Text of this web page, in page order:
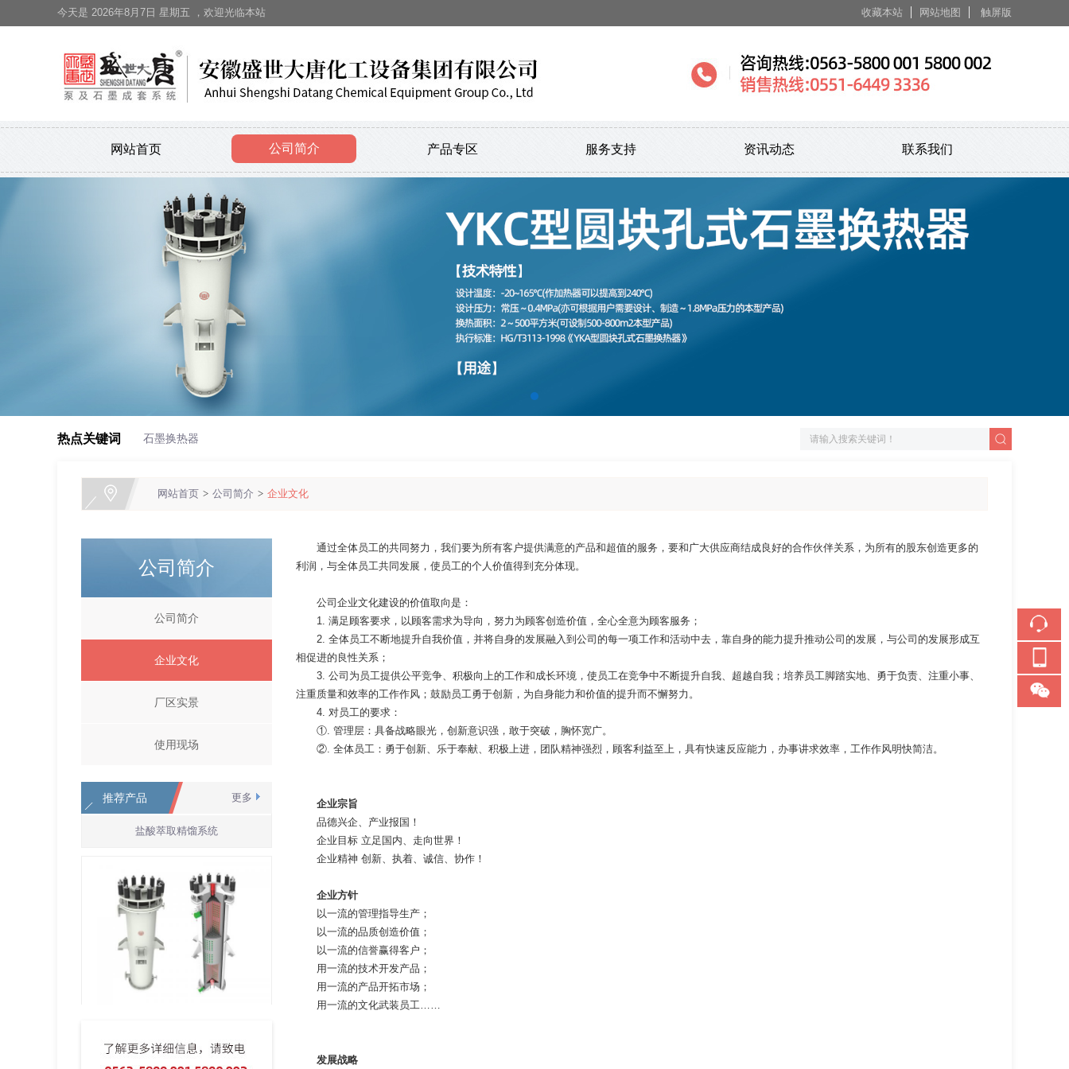
今天是 2026年8月7日 星期五 ，欢迎光临本站 收藏本站 网站地图 触屏版
网站首页 公司简介 产品专区 服务支持 资讯动态 联系我们
热点关键词 石墨换热器
网站首页 > 公司简介 > 企业文化
公司简介
公司简介
企业文化
厂区实景
使用现场
更多
推荐产品
盐酸萃取精馏系统
盐酸萃取精馏系统
通过全体员工的共同努力，我们要为所有客户提供满意的产品和超值的服务，要和广大供应商结成良好的合作伙伴关系，为所有的股东创造更多的
利润，与全体员工共同发展，使员工的个人价值得到充分体现。
公司企业文化建设的价值取向是：
1. 满足顾客要求，以顾客需求为导向，努力为顾客创造价值，全心全意为顾客服务；
2. 全体员工不断地提升自我价值，并将自身的发展融入到公司的每一项工作和活动中去，靠自身的能力提升推动公司的发展，与公司的发展形成互
相促进的良性关系；
3. 公司为员工提供公平竞争、积极向上的工作和成长环境，使员工在竞争中不断提升自我、超越自我；培养员工脚踏实地、勇于负责、注重小事、
注重质量和效率的工作作风；鼓励员工勇于创新，为自身能力和价值的提升而不懈努力。
4. 对员工的要求：
①. 管理层：具备战略眼光，创新意识强，敢于突破，胸怀宽广。
②. 全体员工：勇于创新、乐于奉献、积极上进，团队精神强烈，顾客利益至上，具有快速反应能力，办事讲求效率，工作作风明快简洁。
企业宗旨
品德兴企、产业报国！
企业目标 立足国内、走向世界！
企业精神 创新、执着、诚信、协作！
企业方针
以一流的管理指导生产；
以一流的品质创造价值；
以一流的信誉赢得客户；
用一流的技术开发产品；
用一流的产品开拓市场；
用一流的文化武装员工……
发展战略